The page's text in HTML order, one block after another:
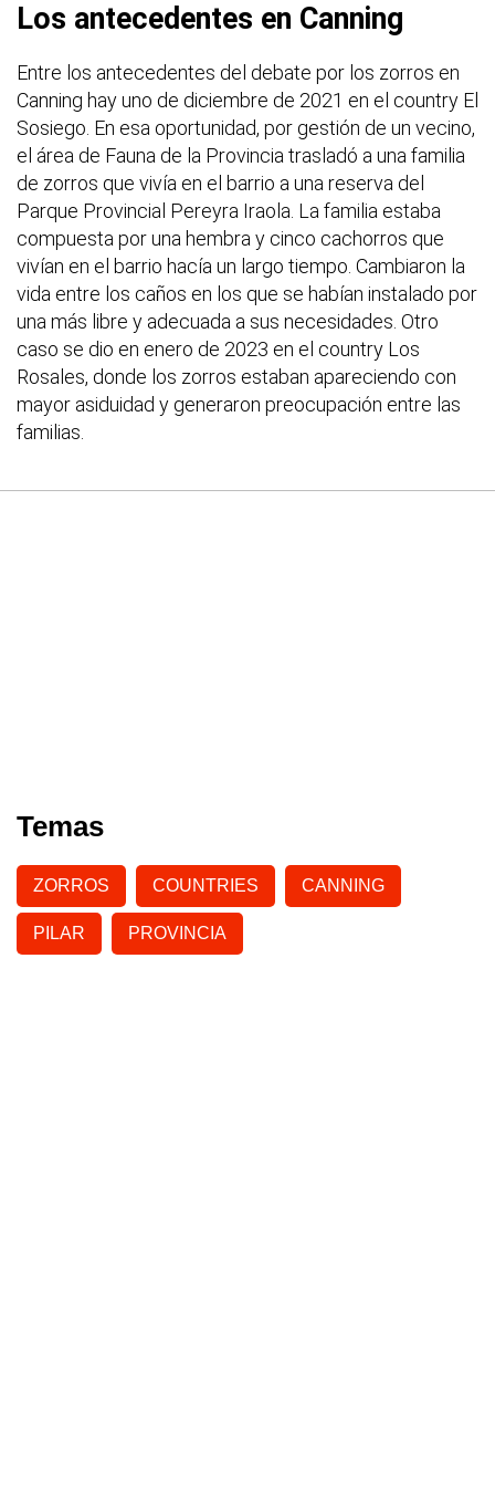
Los antecedentes en Canning
Entre los antecedentes del debate por los zorros en
Canning hay uno de diciembre de 2021 en el country El
Sosiego. En esa oportunidad, por gestión de un vecino,
el área de Fauna de la Provincia trasladó a una familia
de zorros que vivía en el barrio a una reserva del
Parque Provincial Pereyra Iraola. La familia estaba
compuesta por una hembra y cinco cachorros que
vivían en el barrio hacía un largo tiempo. Cambiaron la
vida entre los caños en los que se habían instalado por
una más libre y adecuada a sus necesidades. Otro
caso se dio en enero de 2023 en el country Los
Rosales, donde los zorros estaban apareciendo con
mayor asiduidad y generaron preocupación entre las
familias.
Temas
ZORROS COUNTRIES CANNING
PILAR PROVINCIA